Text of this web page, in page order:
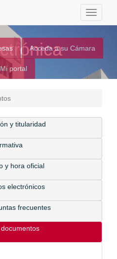
Toggle
Acceda a su Cámara
portal
y titularidad
y hora oficial
electrónicos
frecuentes